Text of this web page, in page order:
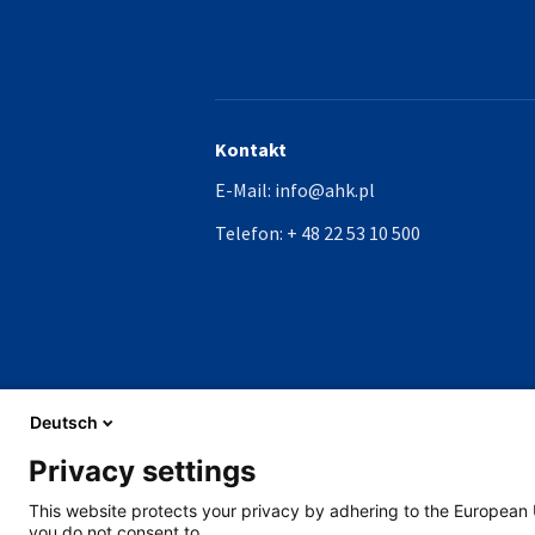
Kontakt
E-Mail: info@ahk.pl
Telefon: + 48 22 53 10 500
Deutsch
Privacy settings
This website protects your privacy by adhering to the European